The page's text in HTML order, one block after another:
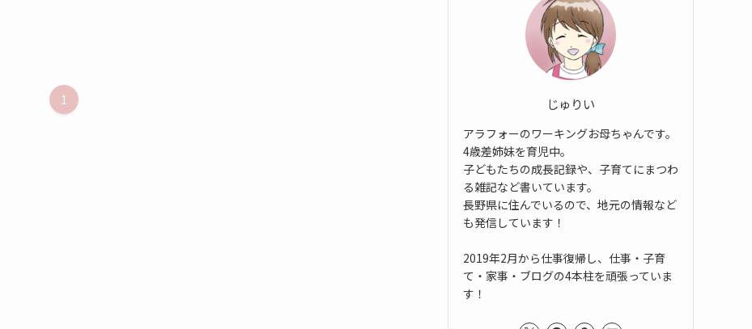
1 じゅりい
アラフォーのワーキングお母ちゃんです。
4歳差姉妹を育児中。
子どもたちの成長記録や、子育てにまつわ
る雑記など書いています。
長野県に住んでいるので、地元の情報など
も発信しています！
2019年2月から仕事復帰し、仕事・子育
て・家事・ブログの4本柱を頑張っていま
す！